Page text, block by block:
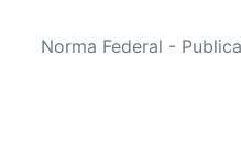
Norma Federal -